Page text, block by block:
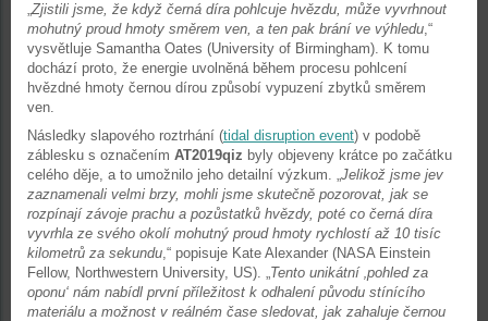
„Zjistili jsme, že když černá díra pohlcuje hvězdu, může vyvrhnout
mohutný proud hmoty směrem ven, a ten pak brání ve výhledu,“
vysvětluje Samantha Oates (University of Birmingham). K tomu
dochází proto, že energie uvolněná během procesu pohlcení
hvězdné hmoty černou dírou způsobí vypuzení zbytků směrem
ven.
Následky slapového roztrhání (tidal disruption event) v podobě
záblesku s označením AT2019qiz byly objeveny krátce po začátku
celého děje, a to umožnilo jeho detailní výzkum. „Jelikož jsme jev
zaznamenali velmi brzy, mohli jsme skutečně pozorovat, jak se
rozpínají závoje prachu a pozůstatků hvězdy, poté co černá díra
vyvrhla ze svého okolí mohutný proud hmoty rychlostí až 10 tisíc
kilometrů za sekundu,“ popisuje Kate Alexander (NASA Einstein
Fellow, Northwestern University, US). „Tento unikátní ‚pohled za
oponu‘ nám nabídl první příležitost k odhalení původu stínícího
materiálu a možnost v reálném čase sledovat, jak zahaluje černou